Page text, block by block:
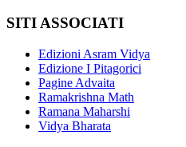
SITI ASSOCIATI
Edizioni Asram Vidya
Edizione I Pitagorici
Pagine Advaita
Ramakrishna Math
Ramana Maharshi
Vidya Bharata